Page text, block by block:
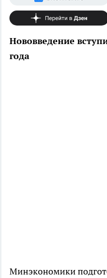
Нововведение
года
Минэкономики